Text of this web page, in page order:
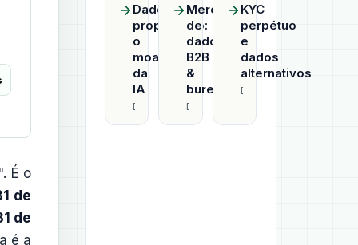
É o
de
de
é a
Dado
proprietário:
o
moat
da
IA
Mercado
de
dados
B2B
&
bureaus
KYC
perpétuo
e
dados
alternativos